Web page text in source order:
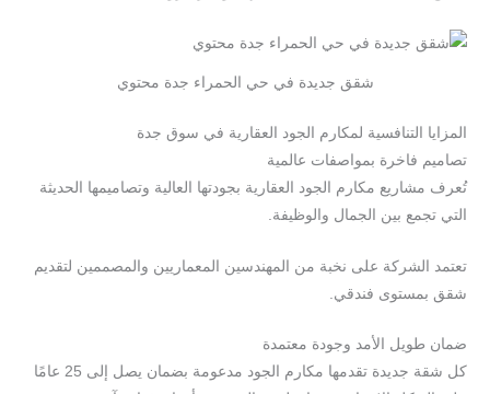
شقق جديدة في حي الحمراء جدة محتوي
المزايا التنافسية لمكارم الجود العقارية في سوق جدة
تصاميم فاخرة بمواصفات عالمية
تُعرف مشاريع مكارم الجود العقارية بجودتها العالية وتصاميمها الحديثة
التي تجمع بين الجمال والوظيفة.
تعتمد الشركة على نخبة من المهندسين المعماريين والمصممين لتقديم
شقق بمستوى فندقي.
ضمان طويل الأمد وجودة معتمدة
كل شقة جديدة تقدمها مكارم الجود مدعومة بضمان يصل إلى 25 عامًا